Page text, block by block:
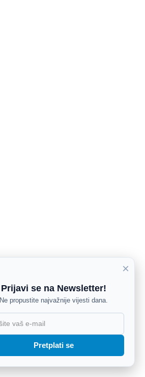
×
Prijavi se na Newsletter!
Ne propustite najvažnije vijesti dana.
Pretplati se